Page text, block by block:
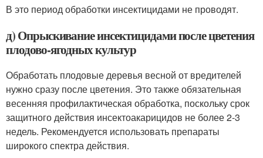
В это период обработки инсектицидами не проводят.
д) Опрыскивание инсектицидами после цветения
плодово-ягодных культур
Обработать плодовые деревья весной от вредителей
нужно сразу после цветения. Это также обязательная
весенняя профилактическая обработка, поскольку срок
защитного действия инсектоакарицидов не более 2-3
недель. Рекомендуется использовать препараты
широкого спектра действия.